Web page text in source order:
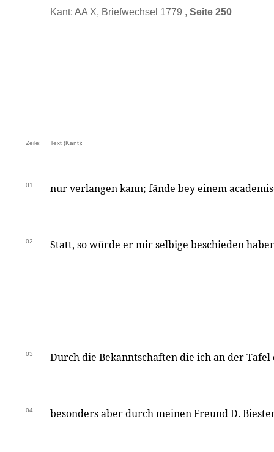
Kant: AA X, Briefwechsel 1779 , Seite 250
Zeile: Text (Kant):
01 nur verlangen kann; fände bey einem
02 Statt, so würde er mir selbige beschieden
03 Durch die Bekanntschaften die ich an der
04 besonders aber durch meinen Freund D.